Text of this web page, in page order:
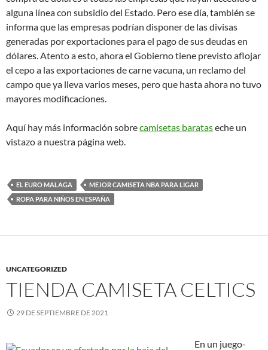
alguna línea con subsidio del Estado. Pero ese día, también se
informa que las empresas podrían disponer de las divisas
generadas por exportaciones para el pago de sus deudas en
dólares. Atento a esto, ahora el Gobierno tiene previsto aflojar
el cepo a las exportaciones de carne vacuna, un reclamo del
campo que ya lleva varios meses, pero que hasta ahora no tuvo
mayores modificaciones.
Aquí hay más información sobrecamisetas barataseche un
vistazo a nuestra página web.
EL EURO MALAGA
MEJOR CAMISETA NBA PARA LIGAR
ROPA PARA NIÑOS EN ESPAÑA
UNCATEGORIZED
TIENDA CAMISETA CELTICS
29 DE SEPTIEMBRE DE 2021
En un juego-